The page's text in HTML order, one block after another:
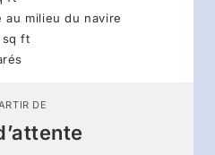
au milieu du navire
sq ft
DE